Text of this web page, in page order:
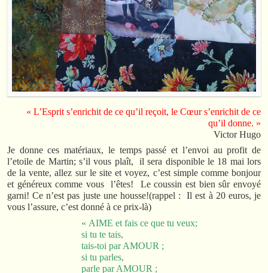
« L’Esprit s’enrichit de ce qu’il reçoit, le Cœur s’enrichit de ce
qu’il donne. »
Victor Hugo
Je donne ces matériaux, le temps passé et l’envoi au profit de
l’etoile de Martin; s’il vous plaît, il sera disponible le 18 mai lors
de la vente, allez sur le site et voyez, c’est simple comme bonjour
et généreux comme vous l’êtes! Le coussin est bien sûr envoyé
garni! Ce n’est pas juste une housse!(rappel : Il est à 20 euros, je
vous l’assure, c’est donné à ce prix-là)
« AIME et fais ce que tu veux;
si tu te tais,
tais-toi par AMOUR ;
si tu parles,
parle par AMOUR ;